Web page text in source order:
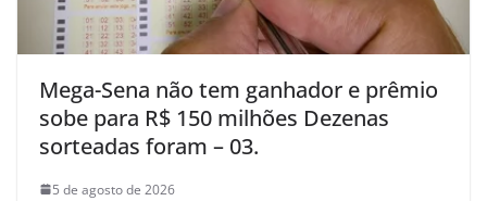
Mega-Sena não tem ganhador e prêmio
sobe para R$ 150 milhões Dezenas
sorteadas foram – 03.
5 de agosto de 2026